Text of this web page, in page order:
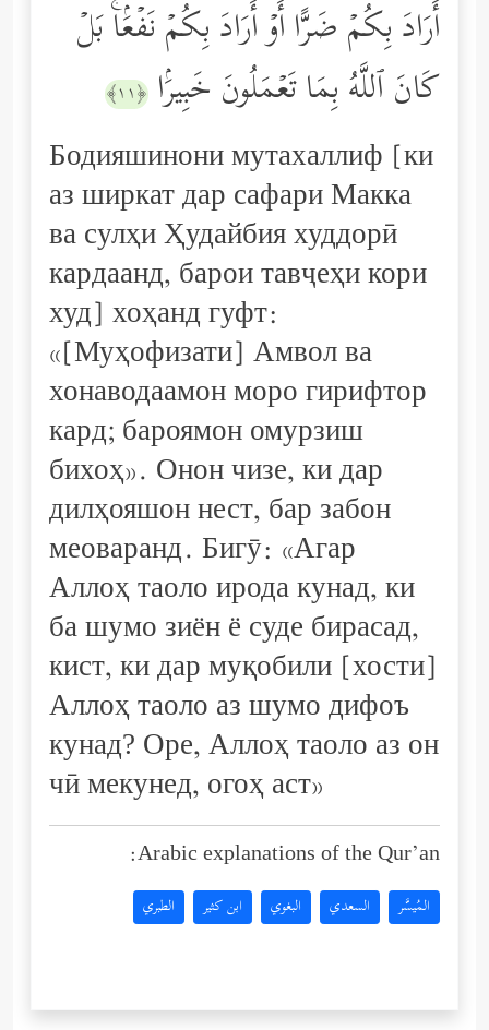
أَرَادَ بِكُمۡ ضَرًّا أَوۡ أَرَادَ بِكُمۡ نَفۡعَۢاۚ بَلۡ
كَانَ ٱللَّهُ بِمَا تَعۡمَلُونَ خَبِیرَۢا ﴿١١﴾
Бодияшинони мутахаллиф [ки
аз ширкат дар сафари Макка
ва сулҳи Ҳудайбия худдорӣ
кардаанд, барои тавҷеҳи кори
худ] хоҳанд гуфт:
«[Муҳофизати] Амвол ва
хонаводаамон моро гирифтор
кард; бароямон омурзиш
бихоҳ». Онон чизе, ки дар
дилҳояшон нест, бар забон
меоваранд. Бигӯ: «Агар
Аллоҳ таоло ирода кунад, ки
ба шумо зиён ё суде бирасад,
кист, ки дар муқобили [хости]
Аллоҳ таоло аз шумо дифоъ
кунад? Оре, Аллоҳ таоло аз он
чӣ мекунед, огоҳ аст»
Arabic explanations of the Qur’an:
المُيسَّر السعدي البغوي ابن كثير الطبري